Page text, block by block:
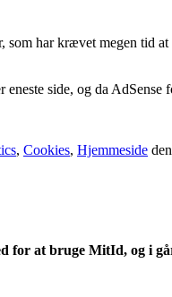
har krævet megen tid
side, og da
, Cookies, Hjemmeside den
for at bruge MitId, og i